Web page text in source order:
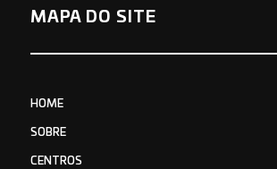
MAPA DO SITE
HOME
SOBRE
CENTROS